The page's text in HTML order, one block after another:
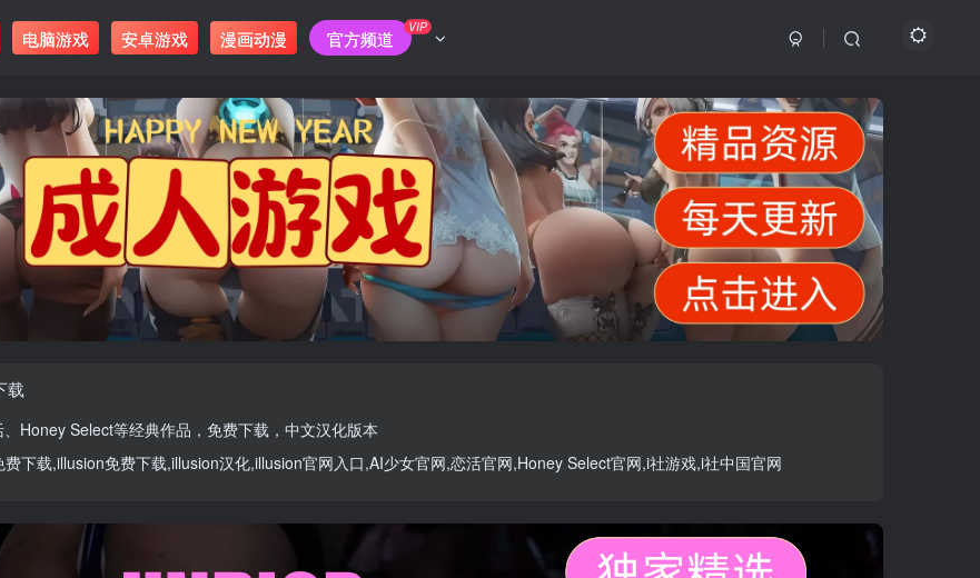
电脑游戏 安卓游戏 漫画动漫 官方频道
VIP
载
、 Honey Select等经典作品，免费下载，中文汉化版本
费下载,illusion免费下载,illusion汉化,illusion官网入口,AI少女官网,恋活官网,Honey Select官网,i社游戏,i社中国官网